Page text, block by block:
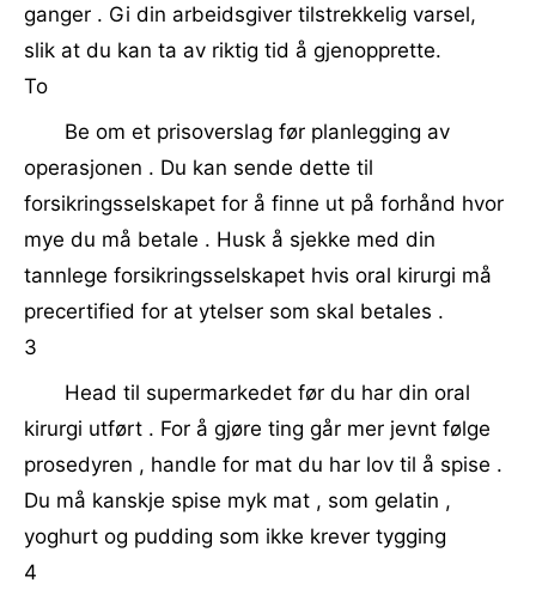
ganger . Gi din arbeidsgiver tilstrekkelig varsel,
slik at du kan ta av riktig tid å gjenopprette.
To
Be om et prisoverslag før planlegging av
operasjonen . Du kan sende dette til
forsikringsselskapet for å finne ut på forhånd hvor
mye du må betale . Husk å sjekke med din
tannlege forsikringsselskapet hvis oral kirurgi må
precertified for at ytelser som skal betales .
3
Head til supermarkedet før du har din oral
kirurgi utført . For å gjøre ting går mer jevnt følge
prosedyren , handle for mat du har lov til å spise .
Du må kanskje spise myk mat , som gelatin ,
yoghurt og pudding som ikke krever tygging
4